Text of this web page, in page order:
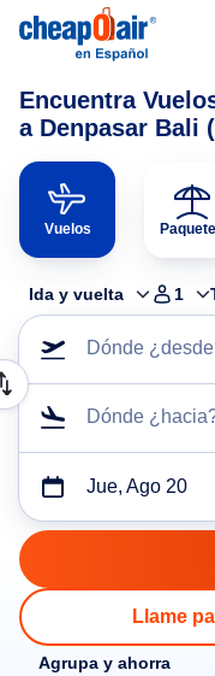
Encuentra
a Denpasar Bali
Vuelos
Ida y vuelta 1
Dónde
Dónde
Jue, Ago 20
Llame
Agrupa y ahorra